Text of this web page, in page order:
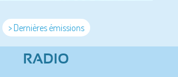
> Dernières émissions
RADIO